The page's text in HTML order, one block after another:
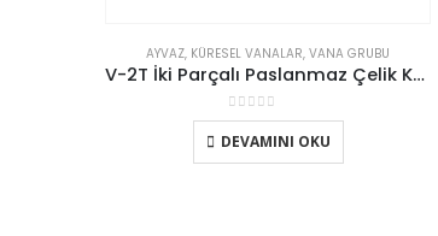
AYVAZ, KÜRESEL VANALAR, VANA GRUBU
V-2T İki Parçalı Paslanmaz Çelik Küresel Vana
05 üzerinden
DEVAMINI OKU